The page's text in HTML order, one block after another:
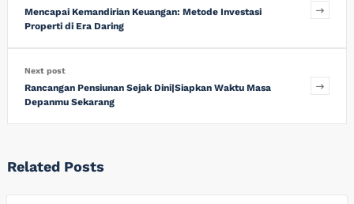
Mencapai Kemandirian Keuangan: Metode Investasi
Properti di Era Daring
Next post
Rancangan Pensiunan Sejak Dini|Siapkan Waktu Masa
Depanmu Sekarang
Related Posts